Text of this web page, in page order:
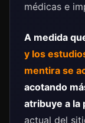
médicas e
A medida
y los
mentira se
acotando
atribuye a la
actual del